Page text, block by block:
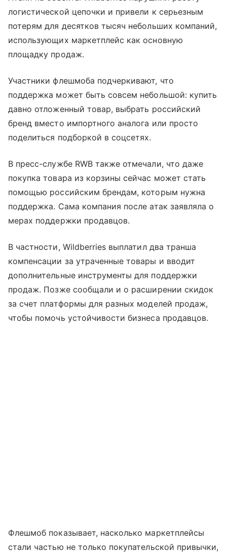
логистической цепочки и привели к серьезным
потерям для десятков тысяч небольших компаний,
использующих маркетплейс как основную
площадку продаж.
Участники флешмоба подчеркивают, что
поддержка может быть совсем небольшой: купить
давно отложенный товар, выбрать российский
бренд вместо импортного аналога или просто
поделиться подборкой в соцсетях.
В пресс-службе RWB также отмечали, что даже
покупка товара из корзины сейчас может стать
помощью российским брендам, которым нужна
поддержка. Сама компания после атак заявляла о
мерах поддержки продавцов.
В частности, Wildberries выплатил два транша
компенсации за утраченные товары и вводит
дополнительные инструменты для поддержки
продаж. Позже сообщали и о расширении скидок
за счет платформы для разных моделей продаж,
чтобы помочь устойчивости бизнеса продавцов.
Флешмоб показывает, насколько маркетплейсы
стали частью не только покупательской привычки,